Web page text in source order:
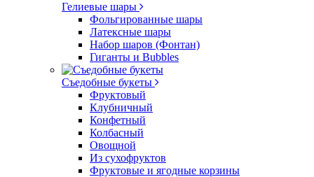
Гелиевые шары
Фольгированные шары
Латексные шары
Набор шаров (Фонтан)
Гиганты и Bubbles
Съедобные букеты
Фруктовый
Клубничный
Конфетный
Колбасный
Овощной
Из сухофруктов
Фруктовые и ягодные корзины